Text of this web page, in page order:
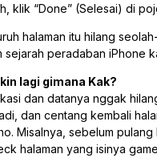
klik “Done” (Selesai) di
halaman itu hilang
sejarah peradaban iPhone
lagi gimana Kak?
dan datanya nggak
dan centang kembali
Misalnya, sebelum pulang
halaman yang isinya